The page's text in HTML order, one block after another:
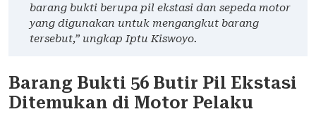
barang bukti berupa pil ekstasi dan sepeda motor
yang digunakan untuk mengangkut barang
tersebut,” ungkap Iptu Kiswoyo.
Barang Bukti 56 Butir Pil Ekstasi
Ditemukan di Motor Pelaku